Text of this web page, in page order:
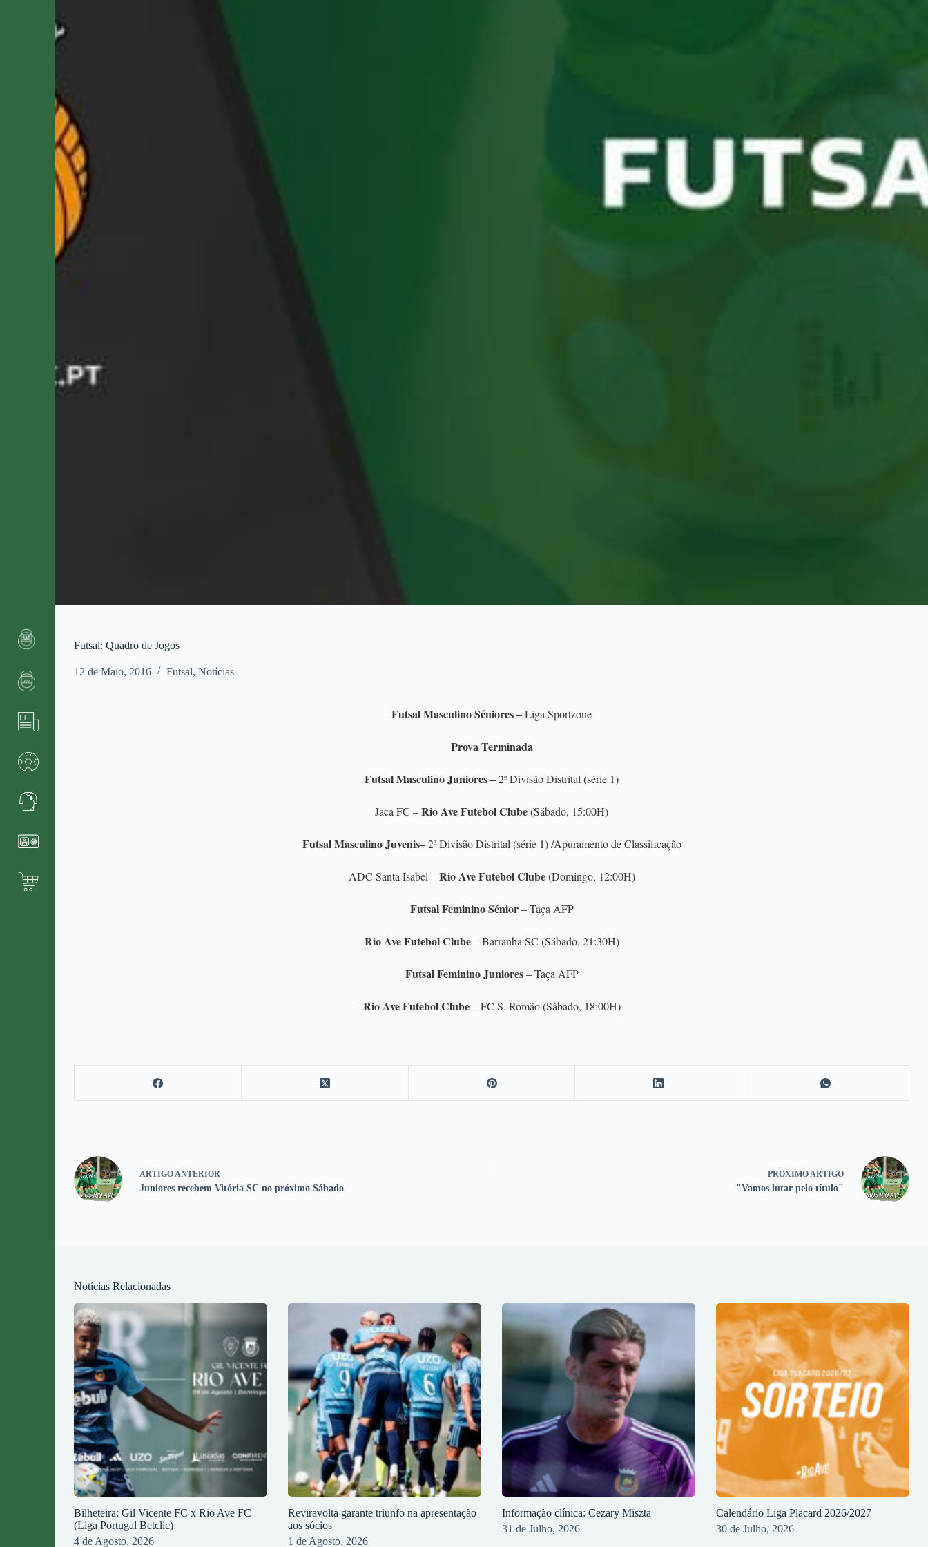
Futsal: Quadro de Jogos
12 de Maio, 2016 Futsal,Notícias
Futsal Masculino Séniores –Liga Sportzone
Prova Terminada
Futsal Masculino Juniores –2ª Divisão Distrital (série 1)
Jaca FC –Rio Ave Futebol Clube(Sábado, 15:00H)
Futsal Masculino Juvenis–2ª Divisão Distrital (série 1) /Apuramento de Classificação
ADC Santa Isabel –Rio Ave Futebol Clube (Domingo, 12:00H)
Futsal Feminino Sénior–Taça AFP
Rio Ave Futebol Clube– Barranha SC (Sábado, 21:30H)
Futsal Feminino Juniores–Taça AFP
Rio Ave Futebol Clube– FC S. Romão (Sábado, 18:00H)
ARTIGO ANTERIOR
Juniores recebem Vitória SC no próximo Sábado
PRÓXIMO ARTIGO
"Vamos lutar pelo título"
Notícias Relacionadas
Bilheteira: Gil Vicente FC x Rio Ave FC
(Liga Portugal Betclic)
4 de Agosto, 2026
Reviravolta garante triunfo na apresentação
aos sócios
1 de Agosto, 2026
Informação clínica: Cezary Miszta
31 de Julho, 2026
Calendário Liga Placard 2026/2027
30 de Julho, 2026